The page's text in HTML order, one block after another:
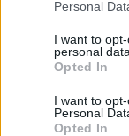
Personal
I want to
personal data.
Opted In
I want to
Personal
Opted In